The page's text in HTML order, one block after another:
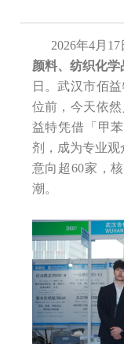
2026年4月17
颜料、纺织化学
日。武汉市佰
位前，今天依
益特凭借「甲
剂，成为专业观
意向超60家，
潮。